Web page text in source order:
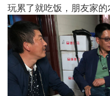
玩累了就吃饭，朋友家的